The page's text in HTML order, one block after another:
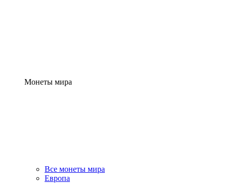
Монеты мира
Все монеты мира
Европа